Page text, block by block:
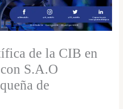
de la CIB en
S.A.O
de